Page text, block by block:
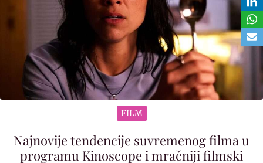
FILM
Najnovije tendencije suvremenog filma u
programu Kinoscope i mračniji filmski